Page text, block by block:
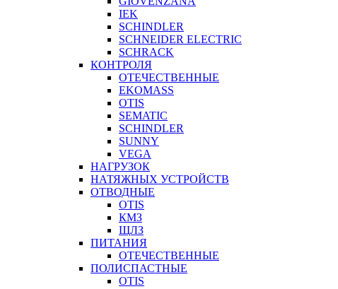
IEK
SCHINDLER
SCHNEIDER ELECTRIC
SCHRACK
КОНТРОЛЯ
ОТЕЧЕСТВЕННЫЕ
EKOMASS
OTIS
SEMATIC
SCHINDLER
SUNNY
VEGA
НАГРУЗОК
НАТЯЖНЫХ УСТРОЙСТВ
ОТВОДНЫЕ
OTIS
КМЗ
ЩЛЗ
ПИТАНИЯ
ОТЕЧЕСТВЕННЫЕ
ПОЛИСПАСТНЫЕ
OTIS